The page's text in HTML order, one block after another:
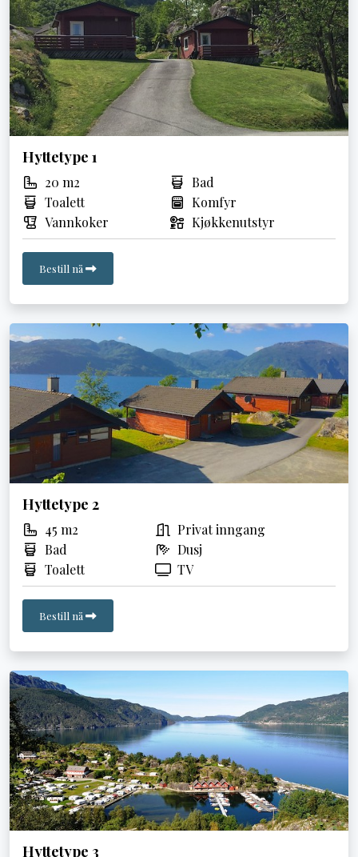
Hyttetype 1
20 m2
Bad
Toalett
Komfyr
Vannkoker
Kjøkkenutstyr
Bestill nå
Hyttetype 2
45 m2
Privat inngang
Bad
Dusj
Toalett
TV
Bestill nå
Hyttetype 3